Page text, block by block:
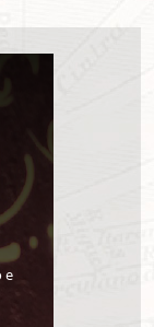
e
o
esse popup